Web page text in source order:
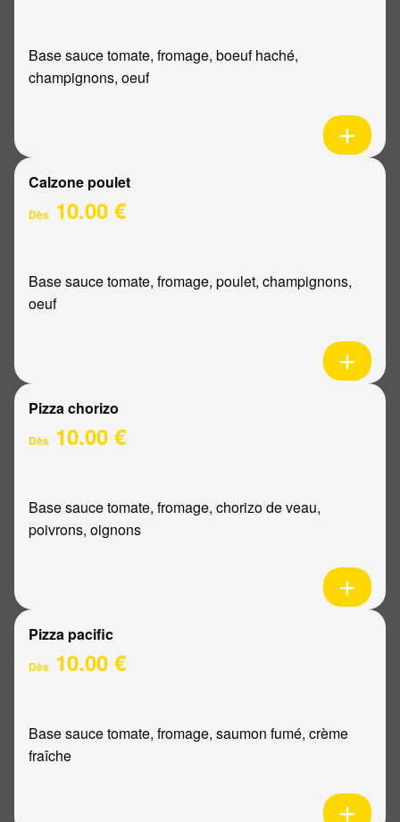
Base sauce tomate, fromage, boeuf haché,
champignons, oeuf
Calzone poulet
Dès 10.00 €
Base sauce tomate, fromage, poulet, champignons,
oeuf
Pizza chorizo
Dès 10.00 €
Base sauce tomate, fromage, chorizo de veau,
poivrons, oignons
Pizza pacific
Dès 10.00 €
Base sauce tomate, fromage, saumon fumé, crème
fraîche